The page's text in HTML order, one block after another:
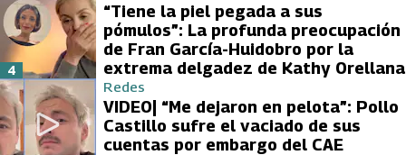
“Tiene la piel pegada a sus
pómulos”: La profunda preocupación
de Fran García-Huidobro por la
extrema delgadez de Kathy Orellana
4
Redes
VIDEO| “Me dejaron en pelota”: Pollo
Castillo sufre el vaciado de sus
cuentas por embargo del CAE